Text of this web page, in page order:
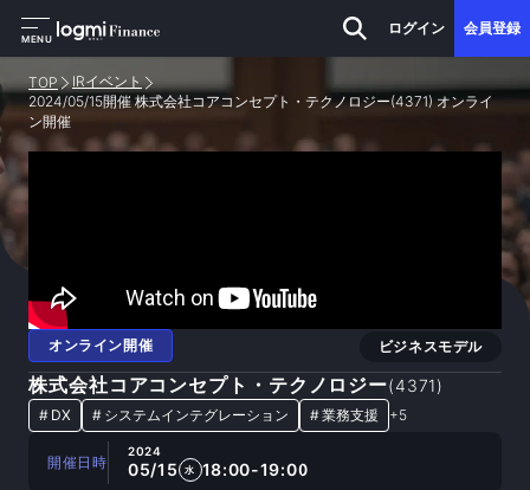
MENU
ログイン 会員登録
TOP
IRイベント
2024/05/15開催 株式会社コアコンセプト・テクノロジー(4371) オンライ
ン開催
オンライン開催 ビジネスモデル
株式会社コアコンセプト・テクノロジー(4371)
# DX # システムインテグレーション #業務支援 +5
開催日時
2024
05/15 水 18:00-19:00